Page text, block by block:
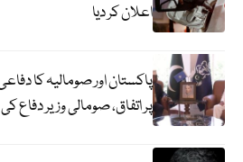
اعلان کر دیا
پاکستان اور صومالیہ کا
پر اتفاق، صومالی وزیر دفاع کی